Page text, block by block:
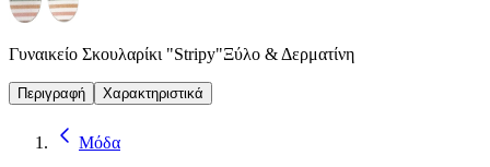
Γυναικείο Σκουλαρίκι "Stripy"Ξύλο & Δερματίνη
Περιγραφή Χαρακτηριστικά
Μόδα